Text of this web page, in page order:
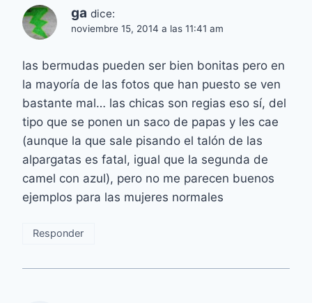
ga dice:
noviembre 15, 2014 a las 11:41 am
las bermudas pueden ser bien bonitas pero en
la mayoría de las fotos que han puesto se ven
bastante mal… las chicas son regias eso sí, del
tipo que se ponen un saco de papas y les cae
(aunque la que sale pisando el talón de las
alpargatas es fatal, igual que la segunda de
camel con azul), pero no me parecen buenos
ejemplos para las mujeres normales
Responder